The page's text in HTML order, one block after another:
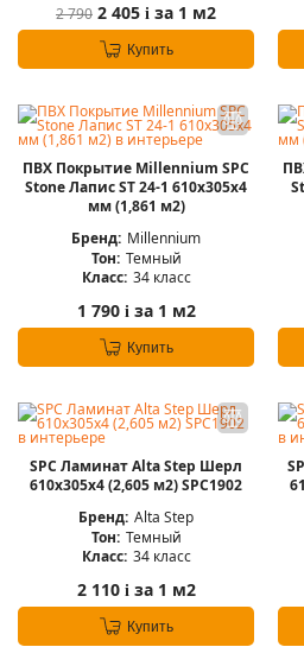
2 790 2 405 i за 1 м2
Купить
ПВХ Покрытие Millennium SPC
Stone Лапис ST 24-1 610х305х4
мм (1,861 м2)
Бренд: Millennium
Тон: Темный
Класс: 34 класс
1 790 iза 1 м2
Купить
SPC Ламинат Alta Step Шерл
610х305х4 (2,605 м2) SPC1902
Бренд: Alta Step
Тон: Темный
Класс: 34 класс
2 110 iза 1 м2
Купить